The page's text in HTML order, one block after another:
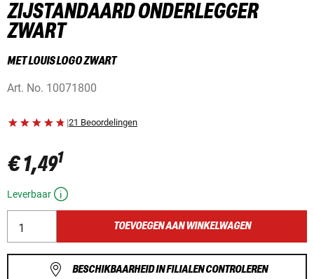
ZIJSTANDAARD ONDERLEGGER
ZWART
MET LOUIS LOGO ZWART
Art. No. 10071800
|21 Beoordelingen
€ 1,491
Leverbaar
TOEVOEGEN AAN WINKELWAGEN
BESCHIKBAARHEID IN FILIALEN CONTROLEREN